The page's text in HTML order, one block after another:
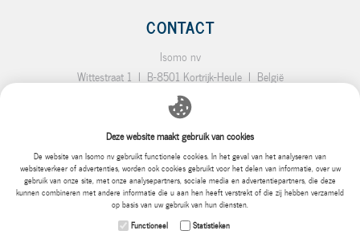
CONTACT
Isomo nv
Wittestraat 1I B-8501 Kortrijk-HeuleI België
+32 (0)56 35 92 10
SITEMAP
Home Producten Parels Pallets PROJECTEN
Ons bedrijf
Wat is EPS
Waarom EPS Milieu Certificatie FAQ's Contact
Deze website maakt gebruik van cookies
De website van Isomo nv gebruikt functionele cookies. In het geval van het analyseren van
websiteverkeer of advertenties, worden ook cookies gebruikt voor het delen van informatie, over uw
gebruik van onze site, met onze analysepartners, sociale media en advertentiepartners, die deze
kunnen combineren met andere informatie die u aan hen heeft verstrekt of die zij hebben verzameld
op basis van uw gebruik van hun diensten.
Functioneel
Statistieken